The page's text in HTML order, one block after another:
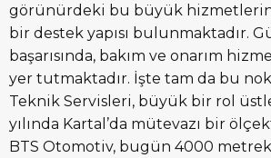
görünürdeki bu büyük hizmetlerin
bir destek yapısı bulunmaktadır.
başarısında, bakım ve onarım
yer tutmaktadır. İşte tam da bu
Teknik Servisleri, büyük bir rol
yılında Kartal’da mütevazı bir
BTS Otomotiv, bugün 4000